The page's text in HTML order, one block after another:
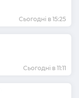
Сьогодні в 15:25
Сьогодні в 11:11